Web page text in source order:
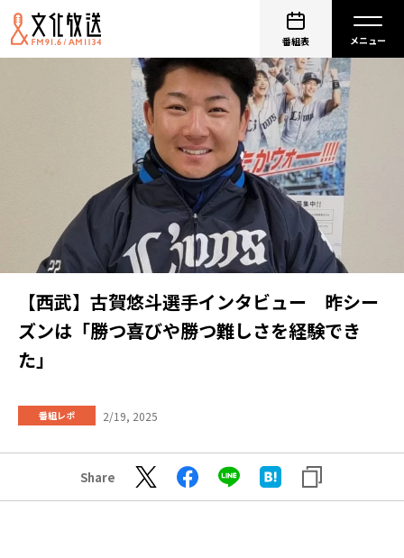
番組表
【西武】古賀悠斗選手インタビュー 昨シー
ズンは「勝つ喜びや勝つ難しさを経験でき
た」
番組レポ 2/19, 2025
Share